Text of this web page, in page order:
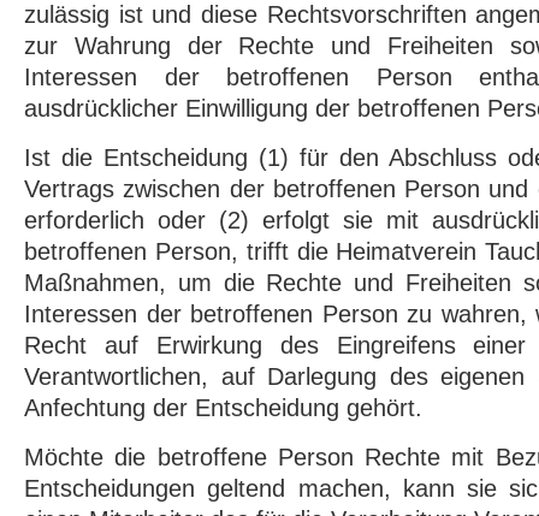
zulässig ist und diese Rechtsvorschriften
zur Wahrung der Rechte und Freiheiten
Interessen der betroffenen Person
ausdrücklicher Einwilligung der betroffenen
Ist die Entscheidung (1) für den Abschluss
Vertrags zwischen der betroffenen Person und
erforderlich oder (2) erfolgt sie mit
betroffenen Person, trifft die Heimatverein
Maßnahmen, um die Rechte und Freiheiten
Interessen der betroffenen Person zu wahren,
Recht auf Erwirkung des Eingreifens
Verantwortlichen, auf Darlegung des
Anfechtung der Entscheidung gehört.
Möchte die betroffene Person Rechte mit
Entscheidungen geltend machen, kann sie